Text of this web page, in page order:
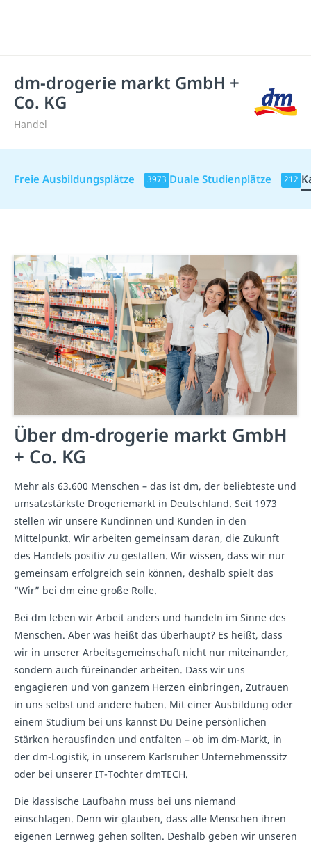
dm-drogerie markt GmbH +
Co. KG
Handel
Freie Ausbildungsplätze 3973 Duale Studienplätze 212
Über dm-drogerie markt GmbH
+ Co. KG
Mehr als 63.600 Menschen – das ist dm, der beliebteste und
umsatzstärkste Drogeriemarkt in Deutschland. Seit 1973
stellen wir unsere Kundinnen und Kunden in den
Mittelpunkt. Wir arbeiten gemeinsam daran, die Zukunft
des Handels positiv zu gestalten. Wir wissen, dass wir nur
gemeinsam erfolgreich sein können, deshalb spielt das
“Wir” bei dm eine große Rolle.
Bei dm leben wir Arbeit anders und handeln im Sinne des
Menschen. Aber was heißt das überhaupt? Es heißt, dass
wir in unserer Arbeitsgemeinschaft nicht nur miteinander,
sondern auch füreinander arbeiten. Dass wir uns
engagieren und von ganzem Herzen einbringen, Zutrauen
in uns selbst und andere haben. Mit einer Ausbildung oder
einem Studium bei uns kannst Du Deine persönlichen
Stärken herausfinden und entfalten – ob im dm-Markt, in
der dm-Logistik, in unserem Karlsruher Unternehmenssitz
oder bei unserer IT-Tochter dmTECH.
Die klassische Laufbahn muss bei uns niemand
einschlagen. Denn wir glauben, dass alle Menschen ihren
eigenen Lernweg gehen sollten. Deshalb geben wir unseren